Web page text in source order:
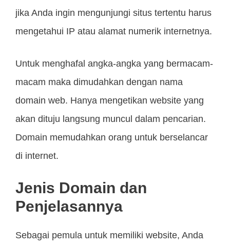
jika Anda ingin mengunjungi situs tertentu harus
mengetahui IP atau alamat numerik internetnya.
Untuk menghafal angka-angka yang bermacam-
macam maka dimudahkan dengan nama
domain web. Hanya mengetikan website yang
akan dituju langsung muncul dalam pencarian.
Domain memudahkan orang untuk berselancar
di internet.
Jenis Domain dan
Penjelasannya
Sebagai pemula untuk memiliki website, Anda